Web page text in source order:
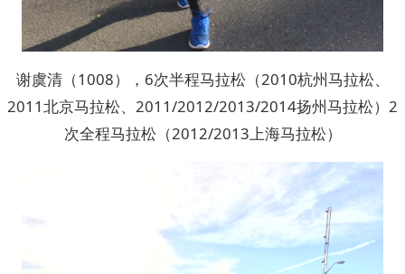
谢虞清（1008），6次半程马拉松（2010杭州马拉松、
2011北京马拉松、2011/2012/2013/2014扬州马拉松）2
次全程马拉松（2012/2013上海马拉松）